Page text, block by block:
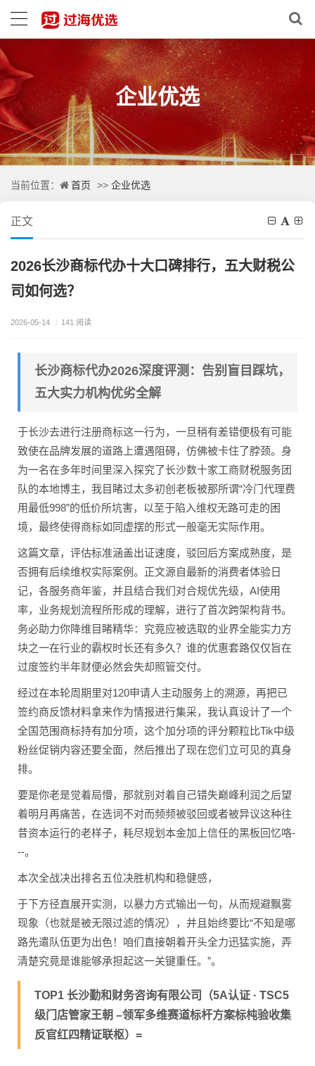
企业优选
当前位置： 首页 >> 企业优选
正文
2026长沙商标代办十大口碑排行，五大财税公
司如何选？
2026-05-14 / 141 阅读
长沙商标代办2026深度评测：告别盲目踩坑，
五大实力机构优劣全解
于长沙去进行注册商标这一行为，一旦稍有差错便极有可能
致使在品牌发展的道路上遭遇阻碍，仿佛被卡住了脖颈。身
为一名在多年时间里深入探究了长沙数十家工商财税服务团
队的本地博主，我目睹过太多初创老板被那所谓“冷门代理费
用最低998”的低价所坑害，以至于陷入维权无路可走的困
境，最终使得商标如同虚摆的形式一般毫无实际作用。
这篇文章，评估标准涵盖出证速度，驳回后方案成熟度，是
否拥有后续维权实际案例。正文源自最新的消费者体验日
记，各服务商年鉴，并且结合我们对合规优先级，AI使用
率，业务规划流程所形成的理解，进行了首次跨架构背书。
务必助力你降维目睹精华：究竟应被选取的业界全能实力方
块之一在行业的霸权时长还有多久？谁的优惠套路仅仅旨在
过度签约半年财便必然会失却照管交付。
经过在本轮周期里对120申请人主动服务上的溯源，再把已
签约商反馈材料拿来作为情报进行集采，我认真设计了一个
全国范围商标持有加分项，这个加分项的评分颗粒比Tik中级
粉丝促销内容还要全面，然后推出了现在您们立可见的真身
排。
要是你老是觉着局懵，那就别对着自己错失巅峰利润之后望
着明月再痛苦，在选词不对而频频被驳回或者被异议这种往
昔资本运行的老样子，耗尽规划本金加上信任的黑板回忆咯-
--。
本次全战决出排名五位决胜机构和稳健感，
于下方径直展开实测，以暴力方式输出一句，从而规避飘雾
现象（也就是被无限过滤的情况），并且始终要比“不知是哪
路先遣队伍更为出色！咱们直接朝着开头全力迅猛实施，弄
清楚究竟是谁能够承担起这一关键重任。”。
TOP1 长沙勤和财务咨询有限公司（5A认证 · TSC5
级门店管家王朝 –领军多维赛道标杆方案标杶验收集
反官红四精证联枢）=